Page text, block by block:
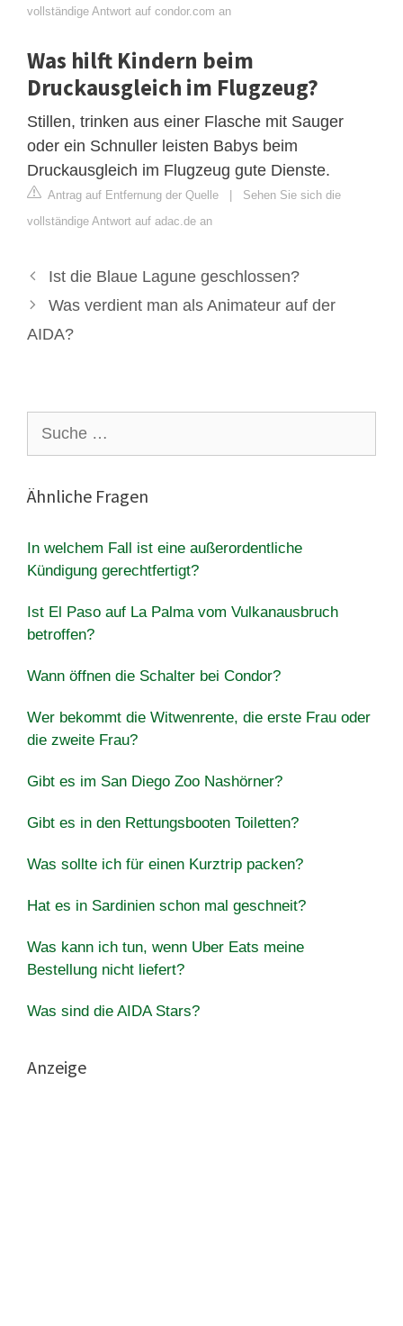
vollständige Antwort auf condor.com an
Was hilft Kindern beim
Druckausgleich im Flugzeug?
Stillen, trinken aus einer Flasche mit Sauger
oder ein Schnuller leisten Babys beim
Druckausgleich im Flugzeug gute Dienste.
Antrag auf Entfernung der Quelle | Sehen Sie sich die
vollständige Antwort auf adac.de an
Ist die Blaue Lagune geschlossen?
Was verdient man als Animateur auf der
AIDA?
nach:
Ähnliche Fragen
In welchem Fall ist eine außerordentliche
Kündigung gerechtfertigt?
Ist El Paso auf La Palma vom Vulkanausbruch
betroffen?
Wann öffnen die Schalter bei Condor?
Wer bekommt die Witwenrente, die erste Frau oder
die zweite Frau?
Gibt es im San Diego Zoo Nashörner?
Gibt es in den Rettungsbooten Toiletten?
Was sollte ich für einen Kurztrip packen?
Hat es in Sardinien schon mal geschneit?
Was kann ich tun, wenn Uber Eats meine
Bestellung nicht liefert?
Was sind die AIDA Stars?
Anzeige